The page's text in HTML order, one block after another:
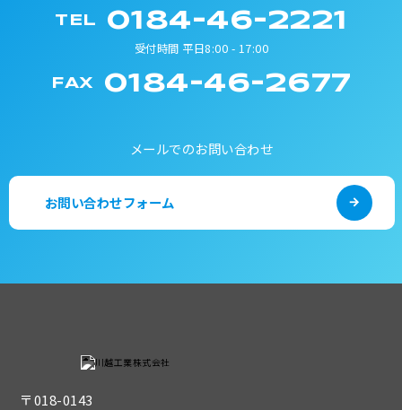
TEL 0184-46-2221
受付時間 平日8:00 - 17:00
FAX 0184-46-2677
メールでのお問い合わせ
お問い合わせフォーム
〒018-0143